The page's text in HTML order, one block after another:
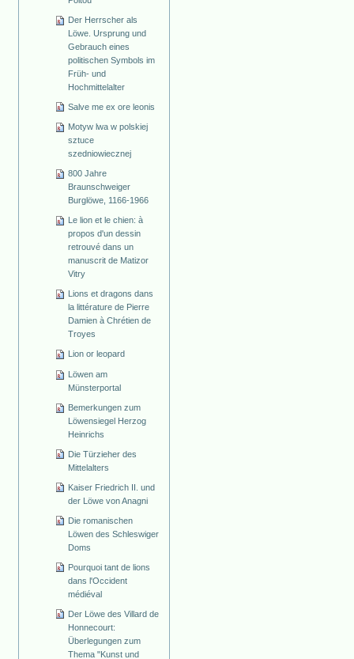
Der Herrscher als
Löwe. Ursprung und
Gebrauch eines
politischen Symbols im
Früh- und
Hochmittelalter
Salve me ex ore leonis
Motyw lwa w polskiej
sztuce
szedniowiecznej
800 Jahre
Braunschweiger
Burglöwe, 1166-1966
Le lion et le chien: à
propos d'un dessin
retrouvé dans un
manuscrit de Matizor
Vitry
Lions et dragons dans
la littérature de Pierre
Damien à Chrétien de
Troyes
Lion or leopard
Löwen am
Münsterportal
Bemerkungen zum
Löwensiegel Herzog
Heinrichs
Die Türzieher des
Mittelalters
Kaiser Friedrich II. und
der Löwe von Anagni
Die romanischen
Löwen des Schleswiger
Doms
Pourquoi tant de lions
dans l'Occident
médiéval
Der Löwe des Villard de
Honnecourt:
Überlegungen zum
Thema "Kunst und